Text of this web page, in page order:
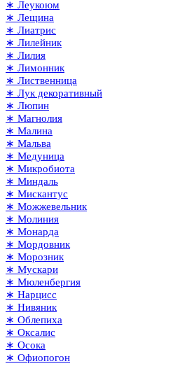
∗ Леукоюм
∗ Лещина
∗ Лиатрис
∗ Лилейник
∗ Лилия
∗ Лимонник
∗ Лиственница
∗ Лук декоративный
∗ Люпин
∗ Магнолия
∗ Малина
∗ Мальва
∗ Медуница
∗ Микробиота
∗ Миндаль
∗ Мискантус
∗ Можжевельник
∗ Молиния
∗ Монарда
∗ Мордовник
∗ Морозник
∗ Мускари
∗ Мюленбергия
∗ Нарцисс
∗ Нивяник
∗ Облепиха
∗ Оксалис
∗ Осока
∗ Офиопогон